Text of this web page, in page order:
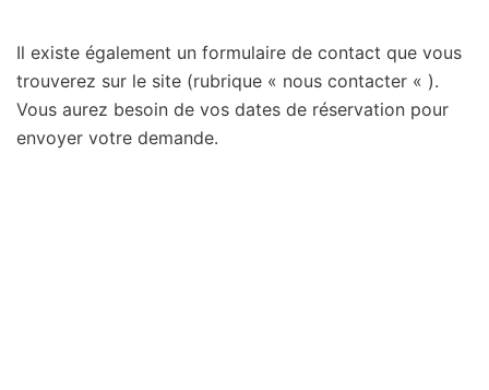
Il existe également un formulaire de contact que vous
trouverez sur le site (rubrique « nous contacter « ).
Vous aurez besoin de vos dates de réservation pour
envoyer votre demande.